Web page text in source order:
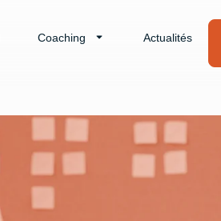
Coaching Actualités